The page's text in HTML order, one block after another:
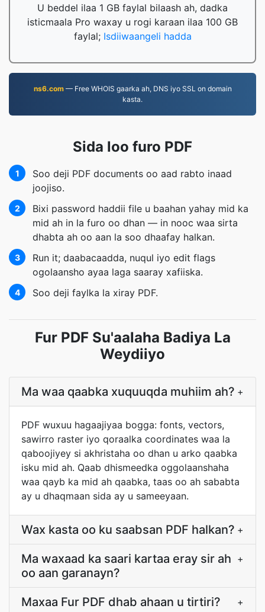
U beddel ilaa 1 GB faylal bilaash ah, dadka
isticmaala Pro waxay u rogi karaan ilaa 100 GB
faylal; Isdiiwaangeli hadda
ns6.com— Free WHOIS gaarka ah, DNS iyo SSL on domain
kasta.
Sida loo furo PDF
1
Soo deji PDF documents oo aad rabto inaad
joojiso.
2
Bixi password haddii file u baahan yahay mid ka
mid ah in la furo oo dhan — in nooc waa sirta
dhabta ah oo aan la soo dhaafay halkan.
3
Run it; daabacaadda, nuqul iyo edit flags
ogolaansho ayaa laga saaray xafiiska.
4 Soo deji faylka la xiray PDF.
Fur PDF Su'aalaha Badiya La
Weydiiyo
Ma waa qaabka xuquuqda muhiim ah? +
PDF wuxuu hagaajiyaa bogga: fonts, vectors,
sawirro raster iyo qoraalka coordinates waa la
qaboojiyey si akhristaha oo dhan u arko qaabka
isku mid ah. Qaab dhismeedka oggolaanshaha
waa qayb ka mid ah qaabka, taas oo ah sababta
ay u dhaqmaan sida ay u sameeyaan.
Wax kasta oo ku saabsan PDF halkan? +
Ma waxaad ka saari kartaa eray sir ah
oo aan garanayn?
+
Maxaa Fur PDF dhab ahaan u tirtiri? +